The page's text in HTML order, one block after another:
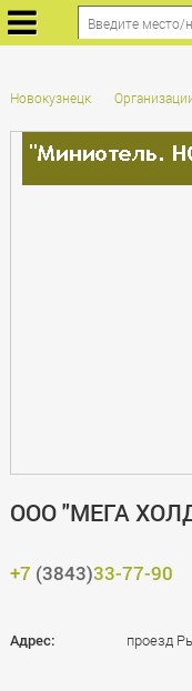
Новокузнецк
ООО "МЕГА
+7 (3843)33-77-90
Адрес: проезд